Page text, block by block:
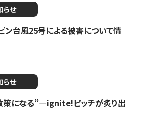
らせ
ン台風25号による被害について情
らせ
策になる”—ignite!ピッチが炙り出